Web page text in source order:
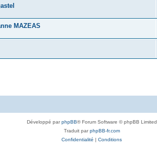
MAZEAS
Développé parphpBB® Forum Software © phpBB Limited
Traduit parphpBB-fr.com
Confidentialité | Conditions